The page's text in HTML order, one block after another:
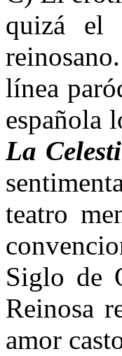
quizá el
línea
española
La
teatro
Siglo de
Reinosa
amor